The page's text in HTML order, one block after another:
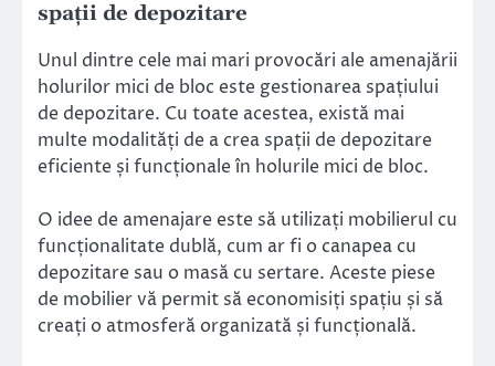
spații de depozitare
Unul dintre cele mai mari provocări ale amenajării
holurilor mici de bloc este gestionarea spațiului
de depozitare. Cu toate acestea, există mai
multe modalități de a crea spații de depozitare
eficiente și funcționale în holurile mici de bloc.
O idee de amenajare este să utilizați mobilierul cu
funcționalitate dublă, cum ar fi o canapea cu
depozitare sau o masă cu sertare. Aceste piese
de mobilier vă permit să economisiți spațiu și să
creați o atmosferă organizată și funcțională.